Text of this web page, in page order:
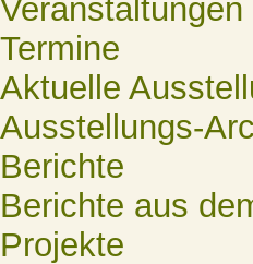
Veranstaltungen
Termine
Aktuelle
Ausstellungs-
Berichte
Berichte aus
Projekte